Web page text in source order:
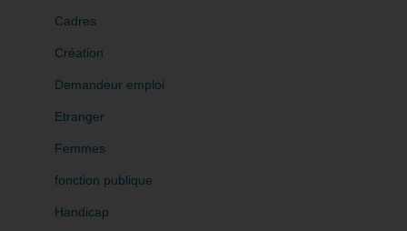
Cadres
Création
Demandeur emploi
Etranger
Femmes
fonction publique
Handicap